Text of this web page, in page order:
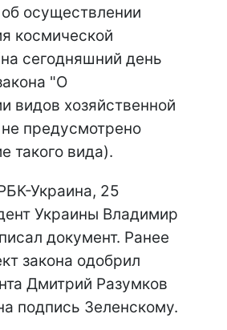
осуществлении
космической
сегодняшний день
"О
видов хозяйственной
предусмотрено
такого вида).
Украина, 25
Украины Владимир
документ. Ранее
закона одобрил
Дмитрий Разумков
подпись Зеленскому.